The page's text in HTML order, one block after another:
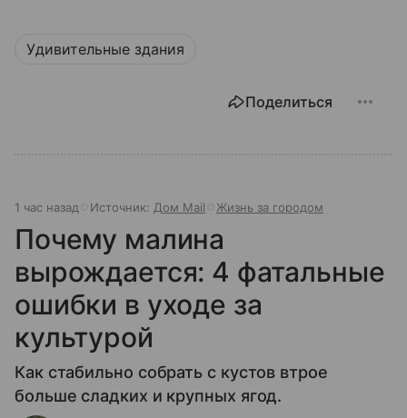
Удивительные здания
Поделиться
1 час назад Источник: Дом Mail Жизнь за городом
Почему малина
вырождается: 4 фатальные
ошибки в уходе за
культурой
Как стабильно собрать с кустов втрое
больше сладких и крупных ягод.